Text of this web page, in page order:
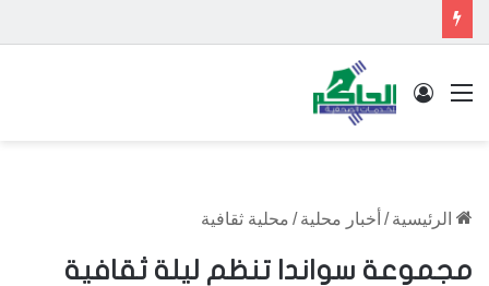
القائمة تسجيل الدخول
الرئيسية / أخبار محلية / محلية ثقافية
مجموعة سواندا تنظم ليلة ثقافية